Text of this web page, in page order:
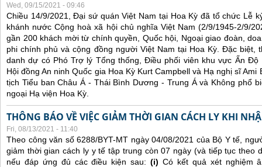
Wed, 09/15/2021 - 09:46
Chiều 14/9/2021, Đại sứ quán Việt Nam tại Hoa Kỳ đã tổ chức Lễ
khánh nước Cộng hoà xã hội chủ nghĩa Việt Nam (2/9/1945-2/9/
gần 200 khách mời từ chính quyền, Quốc hội, Ngoại giao đoàn,
phi chính phủ và cộng đồng người Việt Nam tại Hoa Kỳ. Đặc biệt,
danh dự có Phó Trợ lý Tổng thống, Điều phối viên khu vực Ấn
Hội đồng An ninh Quốc gia Hoa Kỳ Kurt Campbell và Hạ nghị sĩ
tịch Tiểu ban Châu Á - Thái Bình Dương - Trung Á và Không phổ
ngoại Hạ viện Hoa Kỳ.
THÔNG BÁO VỀ VIỆC GIẢM THỜI GIAN CÁCH LY KHI
Fri, 08/13/2021 - 11:40
Theo công văn số 6288/BYT-MT ngày 04/08/2021 của Bộ Y tế,
giảm thời gian cách ly y tế tập trung còn 07 ngày (và tiếp tục theo
nếu đáp ứng đủ các điều kiện sau: (i) Có kết quả xét nghiệm